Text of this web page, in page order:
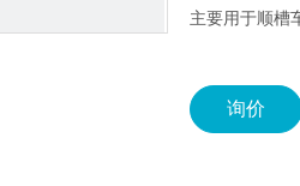
主要用于顺槽
询价